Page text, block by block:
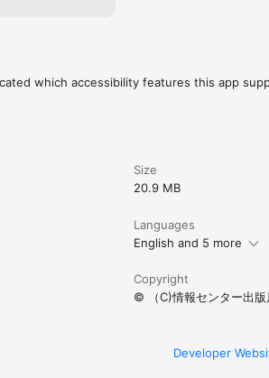
します。
環境が必要です
る病院など、いざという時に役立つ緊急時の連
、Twitterなどに直接投稿することもできます。
which accessibility features this app
Size
20.9 MB
Languages
English and 5 more
Copyright
© （C)情報センター出版
Developer